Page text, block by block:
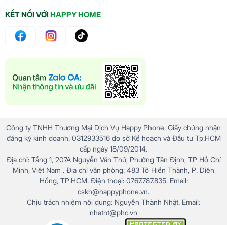
KẾT NỐI VỚIHAPPY HOME
Công ty TNHH Thương Mại Dịch Vụ Happy Phone. Giấy chứng nhận
đăng ký kinh doanh: 0312933516 do sở Kế hoạch và Đầu tư Tp.HCM
cấp ngày 18/09/2014.
Địa chỉ: Tầng 1, 207A Nguyễn Văn Thủ, Phường Tân Định, TP Hồ Chí
Minh, Việt Nam . Địa chỉ văn phòng: 483 Tô Hiến Thành, P. Diên
Hồng, TP.HCM. Điện thoại: 0767.787.835. Email:
cskh@happyphone.vn.
Chịu trách nhiệm nội dung: Nguyễn Thành Nhật. Email:
nhatnt@phc.vn